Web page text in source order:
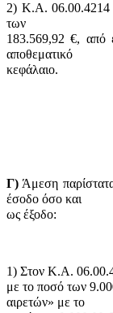
2) Κ.Α. 06.00.4214
των
183.569,92 €, από
αποθεματικό
κεφάλαιο.
Γ) Άμεση
έσοδο όσο και
ως έξοδο:
1) Στον Κ.Α.
με το ποσό των
αιρετών» με το